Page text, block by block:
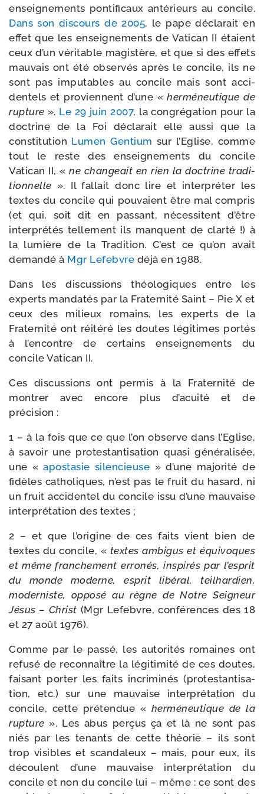
ensei­gne­ments pon­ti­fi­caux anté­rieurs au concile.
Dans son dis­cours de 2005, le pape décla­rait en
effet que les ensei­gne­ments de Vatican II étaient
ceux d’un véri­table magis­tère, et que si des effets
mau­vais ont été obser­vés après le concile, ils ne
sont pas impu­tables au concile mais sont acci­
den­tels et pro­viennent d’une « her­mé­neu­tique de
rup­ture ». Le 29 juin 2007, la congré­ga­tion pour la
doc­trine de la Foi décla­rait elle aus­si que la
consti­tu­tion Lumen Gentium sur l’Eglise, comme
tout le reste des ensei­gne­ments du concile
Vatican II, « ne chan­geait en rien la doc­trine tra­di­
tion­nelle ». Il fal­lait donc lire et inter­pré­ter les
textes du concile qui pou­vaient être mal com­pris
(et qui, soit dit en pas­sant, néces­sitent d’être
inter­pré­tés tel­le­ment ils manquent de clar­té !) à
la lumière de la Tradition. C’est ce qu’on avait
deman­dé à Mgr Lefebvre déjà en 1988.
Dans les dis­cus­sions théo­lo­giques entre les
experts man­da­tés par la Fraternité Saint – Pie X et
ceux des milieux romains, les experts de la
Fraternité ont réité­ré les doutes légi­times por­tés
à l’en­contre de cer­tains ensei­gne­ments du
concile Vatican II.
Ces dis­cus­sions ont per­mis à la Fraternité de
mon­trer avec encore plus d’a­cui­té et de
précision :
1 – à la fois que ce que l’on observe dans l’Eglise,
à savoir une pro­tes­tan­ti­sa­tion qua­si géné­ra­li­sée,
une « apos­ta­sie silen­cieuse » d’une majo­ri­té de
fidèles catho­liques, n’est pas le fruit du hasard, ni
un fruit acci­den­tel du concile issu d’une mau­vaise
inter­pré­ta­tion des textes ;
2 – et que l’o­ri­gine de ces faits vient bien de
textes du concile, « textes ambi­gus et équi­voques
et même fran­che­ment erro­nés, ins­pi­rés par l’es­prit
du monde moderne, esprit libé­ral, teil­har­dien,
moder­niste, oppo­sé au règne de Notre Seigneur
Jésus – Christ (Mgr Lefebvre, confé­rences des 18
et 27 août 1976).
Comme par le pas­sé, les auto­ri­tés romaines ont
refu­sé de recon­naître la légi­ti­mi­té de ces doutes,
fai­sant por­ter les faits incri­mi­nés (pro­tes­tan­ti­sa­
tion, etc.) sur une mau­vaise inter­pré­ta­tion du
concile, cette pré­ten­due « her­mé­neu­tique de la
rup­ture ». Les abus per­çus ça et là ne sont pas
niés par les tenants de cette théo­rie – ils sont
trop visibles et scan­da­leux – mais, pour eux, ils
découlent d’une mau­vaise inter­pré­ta­tion du
concile et non du concile lui – même : ce sont des